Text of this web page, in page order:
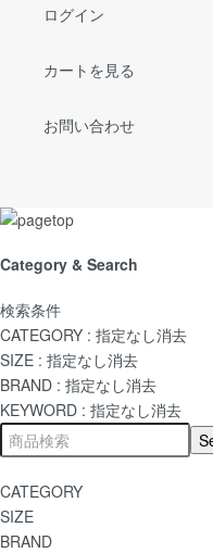
ログイン
カートを見る
お問い合わせ
Category & Search
検索条件
CATEGORY : 指定なし消去
SIZE : 指定なし消去
BRAND : 指定なし消去
KEYWORD : 指定なし消去
CATEGORY
SIZE
BRAND